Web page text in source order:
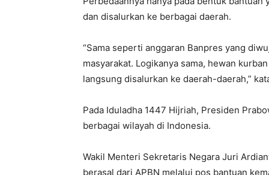
dan disalurkan ke berbagai daerah.
“Sama seperti anggaran Banpres yang
masyarakat. Logikanya sama, hewan
langsung disalurkan ke daerah-daerah,”
Pada Iduladha 1447 Hijriah, Presiden
berbagai wilayah di Indonesia.
Wakil Menteri Sekretaris Negara Juri
berasal dari APBN melalui pos bantuan